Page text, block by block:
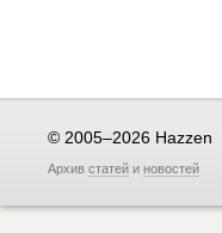
© 2005–2026 Hazzen
Архив статей и новостей